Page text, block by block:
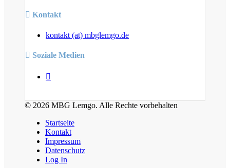
Kontakt
kontakt (at) mbglemgo.de
Soziale Medien
© 2026 MBG Lemgo. Alle Rechte vorbehalten
Startseite
Kontakt
Impressum
Datenschutz
Log In